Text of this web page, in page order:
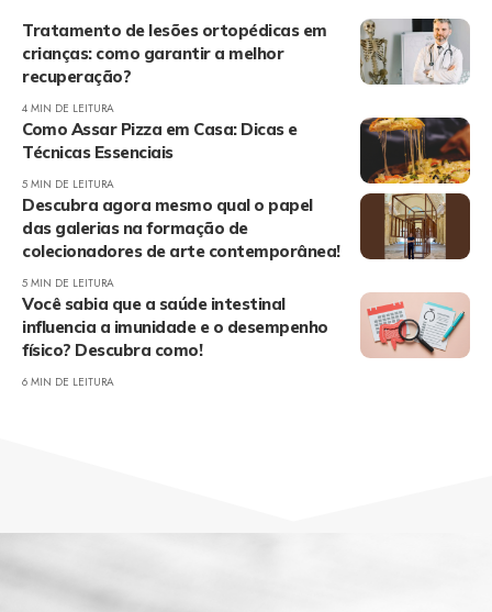
Tratamento de lesões ortopédicas em
crianças: como garantir a melhor
recuperação?
4 MIN DE LEITURA
Como Assar Pizza em Casa: Dicas e
Técnicas Essenciais
5 MIN DE LEITURA
Descubra agora mesmo qual o papel
das galerias na formação de
colecionadores de arte contemporânea!
5 MIN DE LEITURA
Você sabia que a saúde intestinal
influencia a imunidade e o desempenho
físico? Descubra como!
6 MIN DE LEITURA